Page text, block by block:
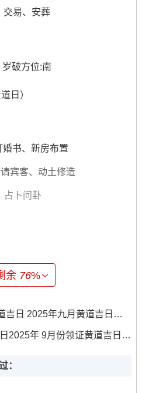
交易、安葬
岁破方位:南
日）
书、新房布置
宾客、动土修造
占卜问卦
或红包）
议在此区间完成核心仪式）
五
余 76%
2025年九月黄道吉日一览表
年 9月份领证黄道吉日一览表
：